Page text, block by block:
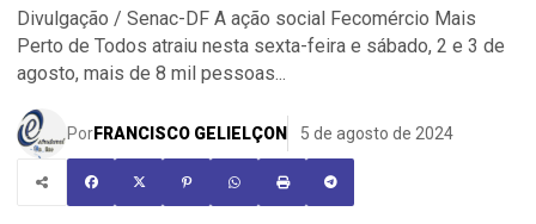
Divulgação / Senac-DF A ação social Fecomércio Mais
Perto de Todos atraiu nesta sexta-feira e sábado, 2 e 3 de
agosto, mais de 8 mil pessoas...
PorFRANCISCO GELIELÇON 5 de agosto de 2024